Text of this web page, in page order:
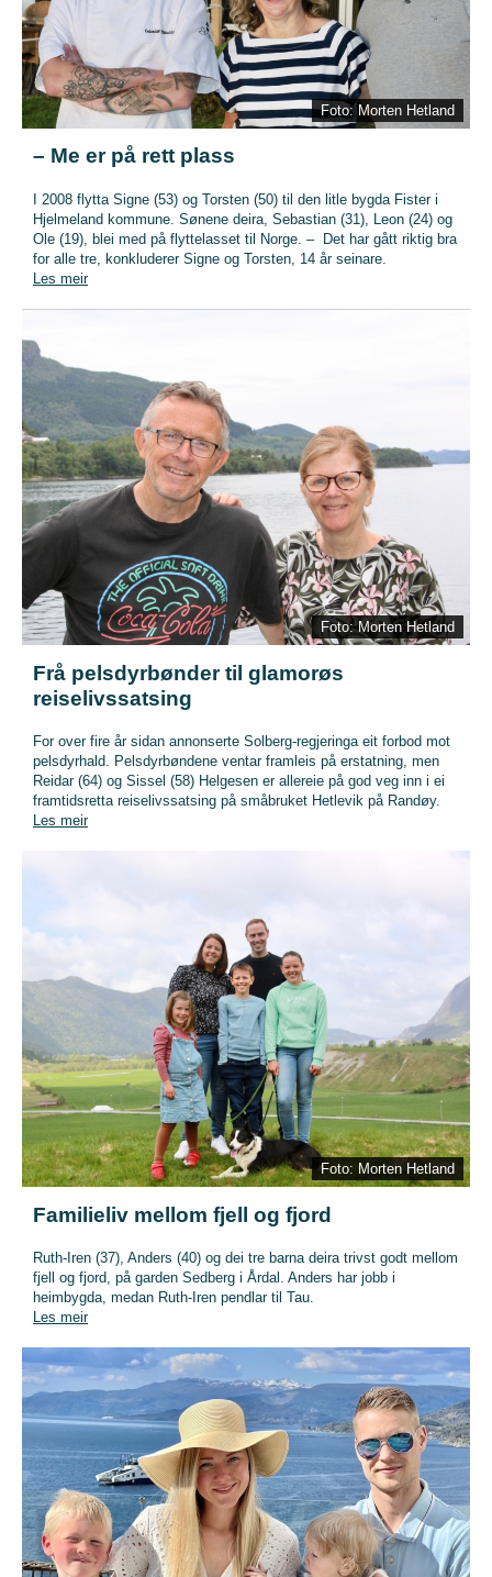
Foto: Morten Hetland
– Me er på rett plass
I 2008 flytta Signe (53) og Torsten (50) til den litle bygda Fister i
Hjelmeland kommune. Sønene deira, Sebastian (31), Leon (24) og
Ole (19), blei med på flyttelasset til Norge. – Det har gått riktig bra
for alle tre, konkluderer Signe og Torsten, 14 år seinare.
Les meir
Foto: Morten Hetland
Frå pelsdyrbønder til glamorøs
reiselivssatsing
For over fire år sidan annonserte Solberg-regjeringa eit forbod mot
pelsdyrhald. Pelsdyrbøndene ventar framleis på erstatning, men
Reidar (64) og Sissel (58) Helgesen er allereie på god veg inn i ei
framtidsretta reiselivssatsing på småbruket Hetlevik på Randøy.
Les meir
Foto: Morten Hetland
Familieliv mellom fjell og fjord
Ruth-Iren (37), Anders (40) og dei tre barna deira trivst godt mellom
fjell og fjord, på garden Sedberg i Årdal. Anders har jobb i
heimbygda, medan Ruth-Iren pendlar til Tau.
Les meir